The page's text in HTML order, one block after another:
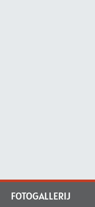
FOTOGALLERIJ